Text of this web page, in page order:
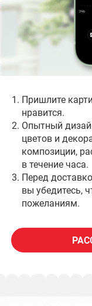
Салоны
возможной
Наши
Пришлите
нравится.
Опытный
цветов и
композиции,
в течение часа.
Перед
вы убедитесь,
пожеланиям.